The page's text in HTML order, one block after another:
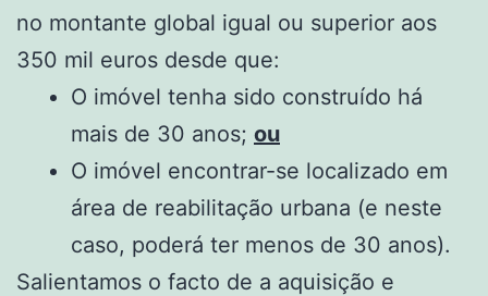
no montante global igual ou superior aos
350 mil euros desde que:
O imóvel tenha sido construído há
mais de 30 anos; ou
O imóvel encontrar-se localizado em
área de reabilitação urbana (e neste
caso, poderá ter menos de 30 anos).
Salientamos o facto de a aquisição e